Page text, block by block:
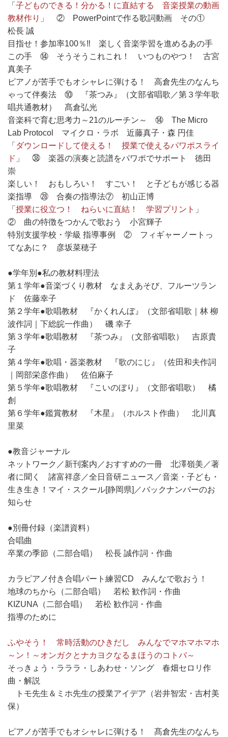
「 子どものできる！分かる！に直結する 音楽授業の動画
教材作り 」 ② PowerPointで作る歌詞動画 その①
松長 誠
目指せ！参加率100％‼ 楽しく音楽学習を進めるあの手
この手 ⑭ そうそうこれこれ！ いつものやつ！ 古宮
真美子
ピアノが苦手でもオシャレに弾ける！ 高倉先生のなんち
ゃって伴奏法 ⑩ 『茶つみ』（文部省唱歌／第３学年歌
唱共通教材） 髙倉弘光
音楽科で育む思考力～21のルーチン～ ⑭ The Micro
Lab Protocol マイクロ・ラボ 近藤真子・森 円佳
「 ダウンロードして使える！ 授業で使えるパワポスライ
ド 」 ㊳ 楽器の演奏と読譜をパワポでサポート 徳田
崇
楽しい！ おもしろい！ すごい！ と子どもが感じる器
楽指導 ㉘ 合奏の指導法⑦ 初山正博
「 授業に役立つ！ ねらいに直結！ 学習プリント 」
② 曲の特徴をつかんで歌おう 小宮輝子
特別支援学校・学級 指導事例 ② フィギャーノートっ
てなあに？ 彦坂菜穂子
●学年別●私の教材料理法
第１学年●音楽づくり教材 なまえあそび、フルーツラン
ド 佐藤幸子
第２学年●歌唱教材 『かくれんぼ』（文部省唱歌｜林 柳
波作詞｜下総皖一作曲） 磯 幸子
第３学年●歌唱教材 『茶つみ』（文部省唱歌） 吉原貴
子
第４学年●歌唱・器楽教材 『歌のにじ』（佐田和夫作詞
｜岡部栄彦作曲） 佐伯麻子
第５学年●歌唱教材 『こいのぼり』（文部省唱歌） 橘
創
第６学年●鑑賞教材 『木星』（ホルスト作曲） 北川真
里菜
●教音ジャーナル
ネットワーク／新刊案内／おすすめの一冊 北澤嶺美／著
者に聞く 諸富祥彦／全日音研ニュース／音楽・子ども・
生き生き！マイ・スクール[静岡県]／バックナンバーのお
知らせ
●別冊付録（楽譜資料）
合唱曲
卒業の季節（二部合唱） 松長 誠作詞・作曲
カラピアノ付き合唱パート練習CD みんなで歌おう！
地球のちから（二部合唱） 若松 歓作詞・作曲
KIZUNA（二部合唱） 若松 歓作詞・作曲
指導のために
ふやそう！ 常時活動のひきだし みんなでマホマホマホ
～ン！～オンガクとナカヨクなるまほうのコトバ～
そっきょう・ラララ・しあわせ・ソング 春畑セロリ作
曲・解説
トモ先生＆ミホ先生の授業アイデア（岩井智宏・吉村美
保）
ピアノが苦手でもオシャレに弾ける！ 髙倉先生のなんち